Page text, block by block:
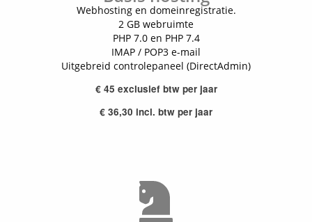
Webhosting en domeinregistratie.
2 GB webruimte
PHP 7.0 en PHP 7.4
IMAP / POP3 e-mail
Uitgebreid controlepaneel (DirectAdmin)
€ 45 exclusief btw per jaar
€ 36,30 incl. btw per jaar